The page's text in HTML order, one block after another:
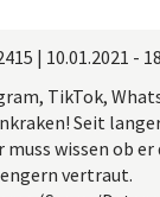
| 10.01.2021 -
TikTok,
Seit
muss wissen ob
vertraut.